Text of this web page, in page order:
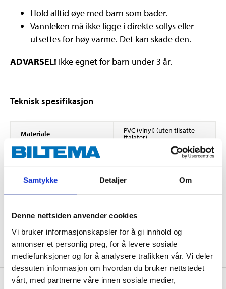
Samtykke Detaljer Om
Denne nettsiden anvender cookies
Vi bruker informasjonskapsler for å gi innhold og
annonser et personlig preg, for å levere sosiale
mediefunksjoner og for å analysere trafikken vår. Vi deler
dessuten informasjon om hvordan du bruker nettstedet
vårt, med partnerne våre innen sosiale medier,
Hold alltid øye med barn som bader.
Vannleken må ikke ligge i direkte sollys eller
utsettes for høy varme. Det kan skade den.
ADVARSEL! Ikke egnet for barn under 3 år.
Teknisk spesifikasjon
Materiale PVC (vinyl) (uten tilsatte
ftalater)
Lengde
medfølger.
Om produsenten